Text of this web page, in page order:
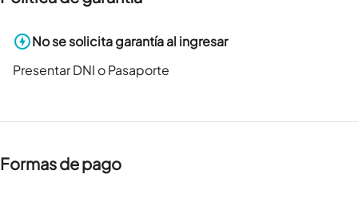
No se solicita garantía al ingresar
Presentar DNI o Pasaporte
Formas de pago